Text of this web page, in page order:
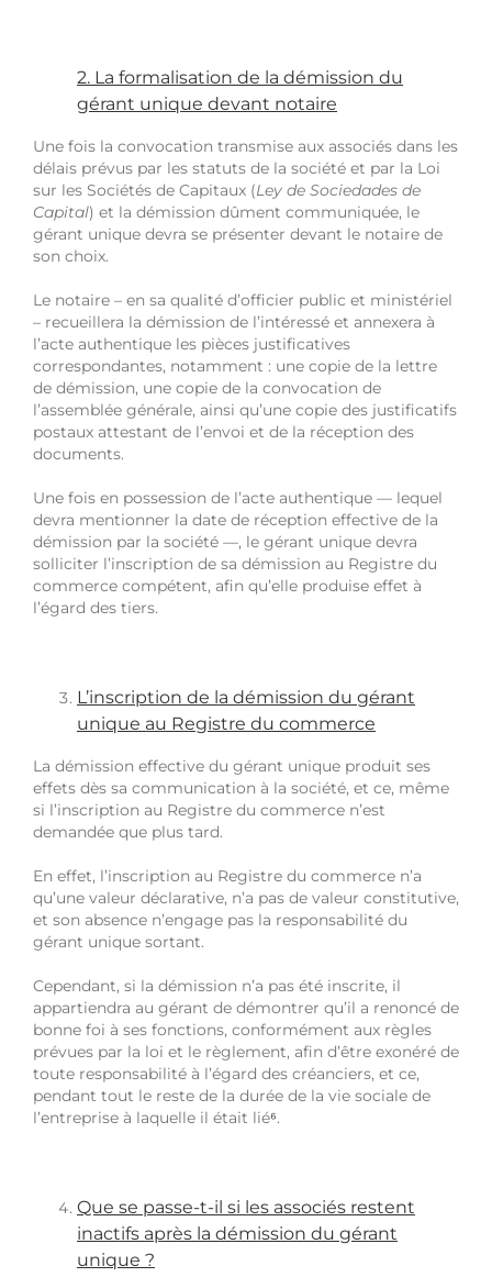
2. La formalisation de la démission du
gérant unique devant notaire
Une fois la convocation transmise aux associés dans les
délais prévus par les statuts de la société et par la Loi
sur les Sociétés de Capitaux (Ley de Sociedades de
Capital) et la démission dûment communiquée, le
gérant unique devra se présenter devant le notaire de
son choix.
Le notaire – en sa qualité d’officier public et ministériel
– recueillera la démission de l’intéressé et annexera à
l’acte authentique les pièces justificatives
correspondantes, notamment : une copie de la lettre
de démission, une copie de la convocation de
l’assemblée générale, ainsi qu’une copie des justificatifs
postaux attestant de l’envoi et de la réception des
documents.
Une fois en possession de l’acte authentique — lequel
devra mentionner la date de réception effective de la
démission par la société —, le gérant unique devra
solliciter l’inscription de sa démission au Registre du
commerce compétent, afin qu’elle produise effet à
l’égard des tiers.
L’inscription de la démission du gérant
unique au Registre du commerce
La démission effective du gérant unique produit ses
effets dès sa communication à la société, et ce, même
si l’inscription au Registre du commerce n’est
demandée que plus tard.
En effet, l’inscription au Registre du commerce n’a
qu’une valeur déclarative, n’a pas de valeur constitutive,
et son absence n’engage pas la responsabilité du
gérant unique sortant.
Cependant, si la démission n’a pas été inscrite, il
appartiendra au gérant de démontrer qu’il a renoncé de
bonne foi à ses fonctions, conformément aux règles
prévues par la loi et le règlement, afin d’être exonéré de
toute responsabilité à l’égard des créanciers, et ce,
pendant tout le reste de la durée de la vie sociale de
l’entreprise à laquelle il était lié⁶.
Que se passe-t-il si les associés restent
inactifs après la démission du gérant
unique ?